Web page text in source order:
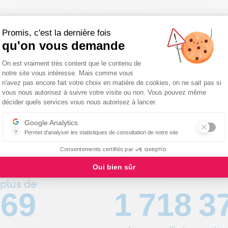
réseau national de
plus de
80 1 981
Promis, c'est la dernière fois
qu'on vous demande
Plateforme de Gestion du
On est vraiment très content que le contenu de
notre site vous intéresse. Mais comme vous
n'avez pas encore fait votre choix en matière de cookies, on ne sait pas si
vous nous autorisez à suivre votre visite ou non. Vous pouvez même
décider quels services vous nous autorisez à lancer.
?
Google Analytics
Permet d'analyser les statistiques de consultation de notre site
Indispensable pour piloter notre site internet, il permet de mesurer
Consentements certifiés par
Oui bien sûr
Axeptio consent